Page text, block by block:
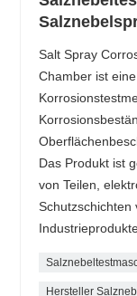
Salt Spray
Chamber ist
Das Produkt ist
von Teilen,
Schutzschichten
Hersteller